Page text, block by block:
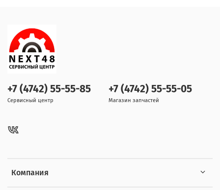
Компания
+7 (4742) 55-55-85
Сервисный центр
+7 (4742) 55-55-05
Магазин запчастей